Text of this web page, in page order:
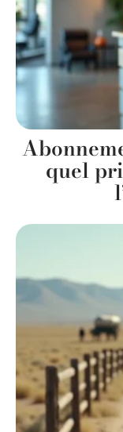
quel